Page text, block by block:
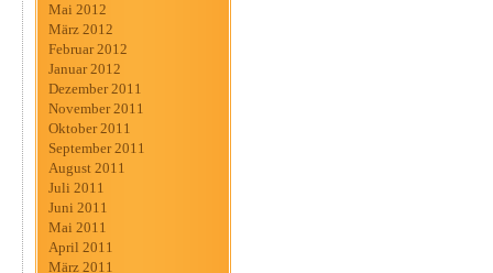
Mai 2012
März 2012
Februar 2012
Januar 2012
Dezember 2011
November 2011
Oktober 2011
September 2011
August 2011
Juli 2011
Juni 2011
Mai 2011
April 2011
März 2011